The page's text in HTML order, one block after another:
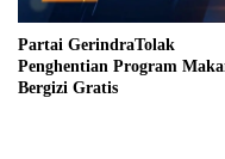
Partai GerindraTolak
Penghentian Program
Bergizi Gratis